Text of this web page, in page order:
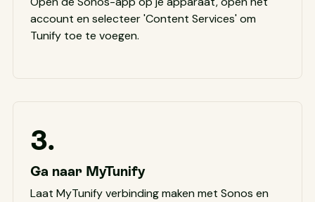
account en selecteer 'Content Services' om
Tunify toe te voegen.
3.
Ga naar MyTunify
Laat MyTunify verbinding maken met Sonos en